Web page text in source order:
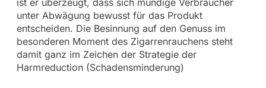
ist er überzeugt, dass sich mündige Verbraucher
unter Abwägung bewusst für das Produkt
entscheiden. Die Besinnung auf den Genuss im
besonderen Moment des Zigarrenrauchens steht
damit ganz im Zeichen der Strategie der
Harmreduction (Schadensminderung)